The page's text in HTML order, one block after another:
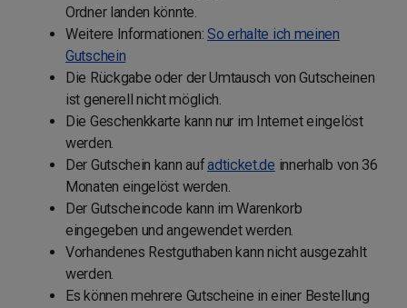
Ordner landen könnte.
Weitere Informationen:So erhalte ich meinen
Gutschein
Die Rückgabe oder der Umtausch von Gutscheinen
ist generell nicht möglich.
Die Geschenkkarte kann nur im Internet eingelöst
werden.
Der Gutschein kann aufadticket.de innerhalb von 36
Monaten eingelöst werden.
Der Gutscheincode kann im Warenkorb
eingegeben und angewendet werden.
Vorhandenes Restguthaben kann nicht ausgezahlt
werden.
Es können mehrere Gutscheine in einer Bestellung